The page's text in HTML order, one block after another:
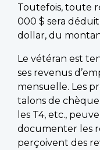
Toutefois, toute
000 $ sera
dollar, du
Le vétéran est
ses revenus
mensuelle. Les
talons de chèque
les T4, etc.,
documenter les
perçoivent des